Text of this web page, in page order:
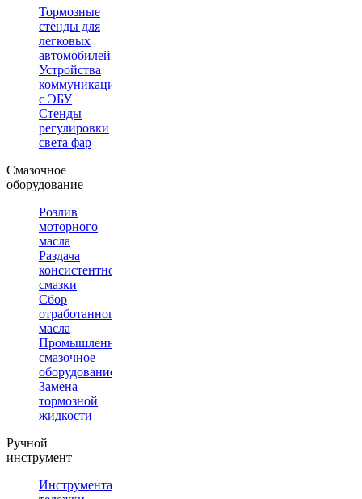
Тормозные
стенды для
легковых
автомобилей
Устройства
коммуникации
с ЭБУ
Стенды
регулировки
света фар
Смазочное
оборудование
Розлив
моторного
масла
Раздача
консистентной
смазки
Сбор
отработанного
масла
Промышленное
смазочное
оборудование
Замена
тормозной
жидкости
Ручной
инструмент
Инструментальные